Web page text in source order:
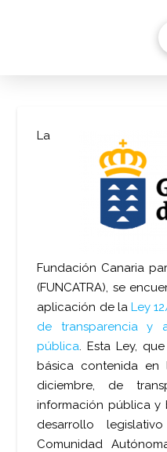
La
Fundación Canaria
(FUNCATRA), se
aplicación de la Ley
de transparencia y
pública . Esta Ley,
básica contenida
diciembre, de
información pública y
desarrollo
Comunidad